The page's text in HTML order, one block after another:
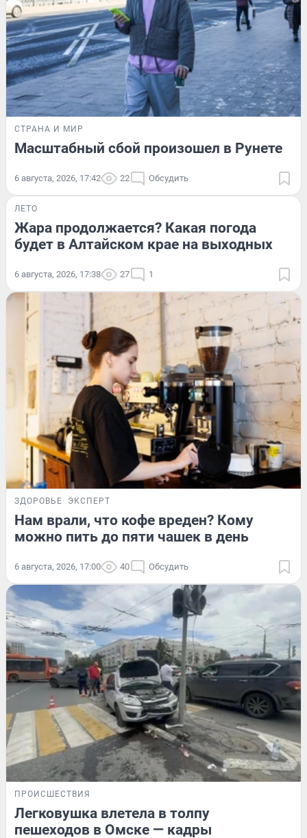
СТРАНА И МИР
Масштабный сбой произошел в Рунете
6 августа, 2026, 17:42 22 Обсудить
ЛЕТО
Жара продолжается? Какая погода
будет в Алтайском крае на выходных
6 августа, 2026, 17:38 27 1
ЗДОРОВЬЕ ЭКСПЕРТ
Нам врали, что кофе вреден? Кому
можно пить до пяти чашек в день
6 августа, 2026, 17:00 40 Обсудить
ПРОИСШЕСТВИЯ
Легковушка влетела в толпу
пешеходов в Омске — кадры